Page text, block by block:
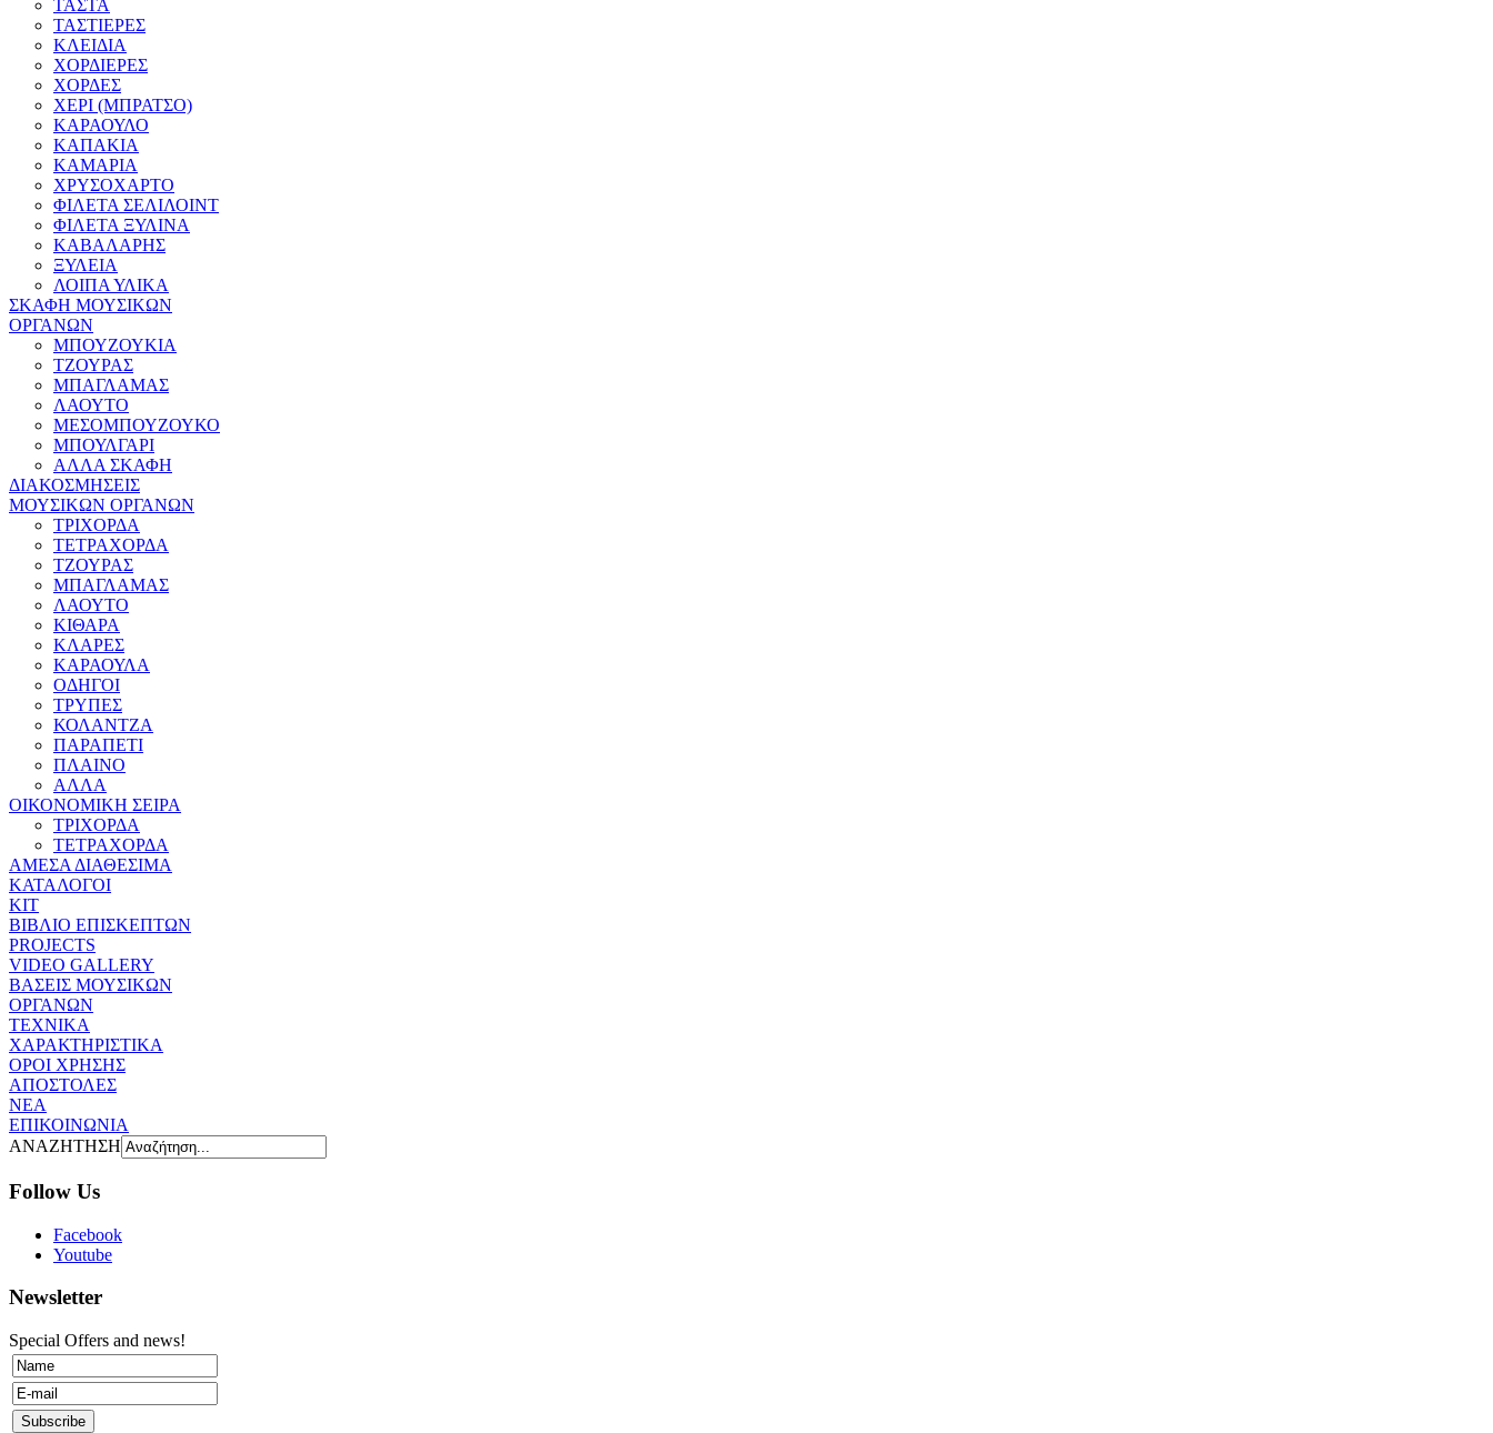
ΤΑΣΤΑ
ΤΑΣΤΙΕΡΕΣ
ΚΛΕΙΔΙΑ
ΧΟΡΔΙΕΡΕΣ
ΧΟΡΔΕΣ
ΧΕΡΙ (ΜΠΡΑΤΣΟ)
ΚΑΡΑΟΥΛΟ
ΚΑΠΑΚΙΑ
ΚΑΜΑΡΙΑ
ΧΡΥΣΟΧΑΡΤΟ
ΦΙΛΕΤΑ ΣΕΛΙΛΟΙΝΤ
ΦΙΛΕΤΑ ΞΥΛΙΝΑ
ΚΑΒΑΛΑΡΗΣ
ΞΥΛΕΙΑ
ΛΟΙΠΑ ΥΛΙΚΑ
ΣΚΑΦΗ ΜΟΥΣΙΚΩΝ
ΟΡΓΑΝΩΝ
ΜΠΟΥΖΟΥΚΙΑ
ΤΖΟΥΡΑΣ
ΜΠΑΓΛΑΜΑΣ
ΛΑΟΥΤΟ
ΜΕΣΟΜΠΟΥΖΟΥΚΟ
ΜΠΟΥΛΓΑΡΙ
ΑΛΛΑ ΣΚΑΦΗ
ΔΙΑΚΟΣΜΗΣΕΙΣ
ΜΟΥΣΙΚΩΝ ΟΡΓΑΝΩΝ
ΤΡΙΧΟΡΔΑ
ΤΕΤΡΑΧΟΡΔΑ
ΤΖΟΥΡΑΣ
ΜΠΑΓΛΑΜΑΣ
ΛΑΟΥΤΟ
ΚΙΘΑΡΑ
ΚΛΑΡΕΣ
ΚΑΡΑΟΥΛΑ
ΟΔΗΓΟΙ
ΤΡΥΠΕΣ
ΚΟΛΑΝΤΖΑ
ΠΑΡΑΠΕΤΙ
ΠΛΑΙΝΟ
ΑΛΛΑ
ΟΙΚΟΝΟΜΙΚΗ ΣΕΙΡΑ
ΤΡΙΧΟΡΔΑ
ΤΕΤΡΑΧΟΡΔΑ
ΑΜΕΣΑ ΔΙΑΘΕΣΙΜΑ
ΚΑΤΑΛΟΓΟΙ
ΚΙΤ
ΒΙΒΛΙΟ ΕΠΙΣΚΕΠΤΩΝ
PROJECTS
VIDEO GALLERY
ΒΑΣΕΙΣ ΜΟΥΣΙΚΩΝ
ΟΡΓΑΝΩΝ
ΤΕΧΝΙΚΑ
ΧΑΡΑΚΤΗΡΙΣΤΙΚΑ
ΟΡΟΙ ΧΡΗΣΗΣ
AΠOΣΤΟΛΕΣ
ΝΕΑ
ΕΠΙΚΟΙΝΩΝΙΑ
ΑΝΑΖΗΤΗΣΗ
Follow Us
Facebook
Youtube
Newsletter
Special Offers and news!